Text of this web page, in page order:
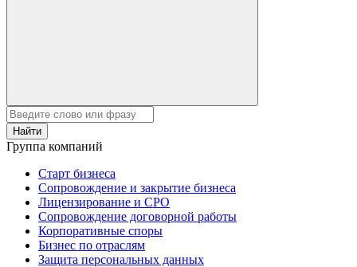
Найти
Группа компаний
Старт бизнеса
Сопровождение и закрытие бизнеса
Лицензирование и СРО
Сопровождение договорной работы
Корпоративные споры
Бизнес по отраслям
Защита персональных данных